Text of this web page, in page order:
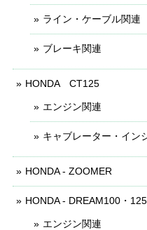
ライン・ケーブル関連
ブレーキ関連
HONDA CT125
エンジン関連
キャブレーター・イン
HONDA - ZOOMER
HONDA - DREAM100・125
エンジン関連